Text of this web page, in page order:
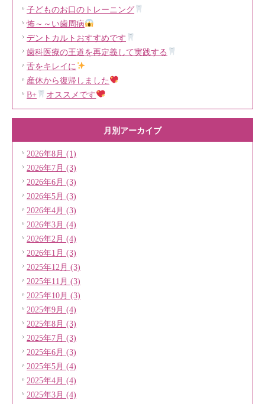
子どものお口のトレーニング
怖～～い歯周病
デントカルトおすすめです
歯科医療の王道を再定義して実践する
舌をキレイに
産休から復帰しました
B+
オススメです
月別アーカイブ
2026年8月 (1)
2026年7月 (3)
2026年6月 (3)
2026年5月 (3)
2026年4月 (3)
2026年3月 (4)
2026年2月 (4)
2026年1月 (3)
2025年12月 (3)
2025年11月 (3)
2025年10月 (3)
2025年9月 (4)
2025年8月 (3)
2025年7月 (3)
2025年6月 (3)
2025年5月 (4)
2025年4月 (4)
2025年3月 (4)